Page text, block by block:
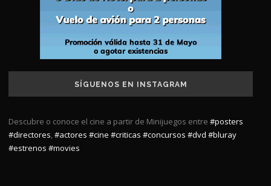
SÍGUENOS EN INSTAGRAM
Descubre o conoce el cine a partir de Minijuegos entre #posters
#directores,#actores #cine #criticas #concursos #dvd #bluray
#estrenos #movies